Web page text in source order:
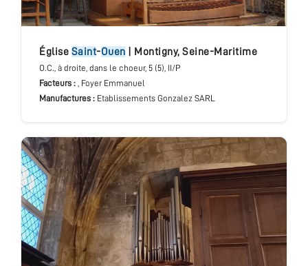
église Saint-Ouen Montigny, Seine-Maritime
O.C., à droite, dans le choeur, 5 (5), II/P
Facteurs : , Foyer Emmanuel
Manufactures : Etablissements Gonzalez SARL